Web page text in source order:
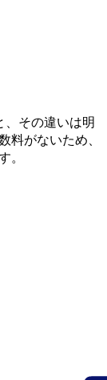
、その違いは明
料がないため、
。